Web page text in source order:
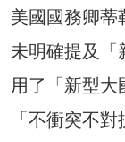
美國國務卿蒂
未明確提及「
用了「新型大
「不衝突不